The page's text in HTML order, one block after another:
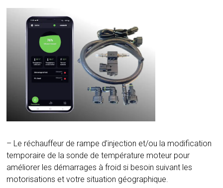
– Le réchauffeur de rampe d’injection et/ou la modification
temporaire de la sonde de température moteur pour
améliorer les démarrages à froid si besoin suivant les
motorisations et votre situation géographique.